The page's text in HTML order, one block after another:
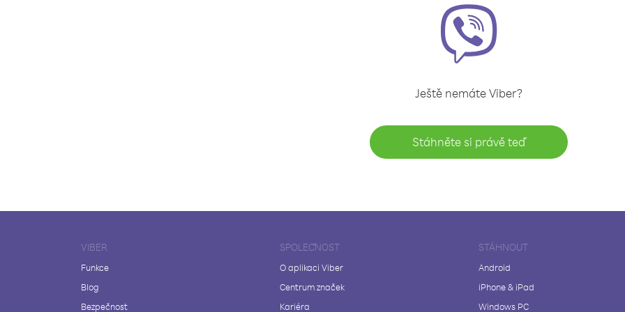
Ještě nemáte Viber?
Stáhněte si právě teď
VIBER
Funkce
Blog
Bezpečnost
SPOLEČNOST
O aplikaci Viber
Centrum značek
Kariéra
STÁHNOUT
Android
iPhone & iPad
Windows PC